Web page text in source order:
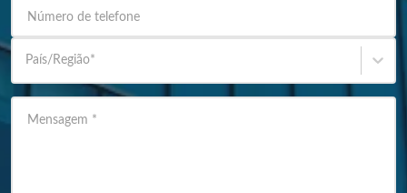
Número de telefone
País/Região*
Mensagem *